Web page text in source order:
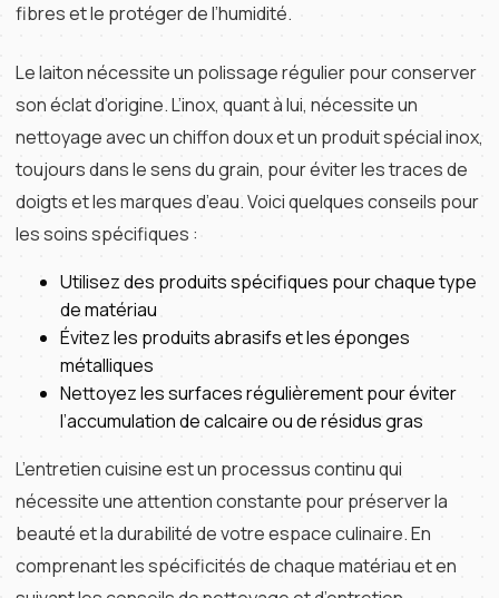
fibres et le protéger de l’humidité.
Le laiton nécessite un polissage régulier pour conserver
son éclat d’origine. L’inox, quant à lui, nécessite un
nettoyage avec un chiffon doux et un produit spécial inox,
toujours dans le sens du grain, pour éviter les traces de
doigts et les marques d’eau. Voici quelques conseils pour
les soins spécifiques :
Utilisez des produits spécifiques pour chaque type
de matériau
Évitez les produits abrasifs et les éponges
métalliques
Nettoyez les surfaces régulièrement pour éviter
l’accumulation de calcaire ou de résidus gras
L’entretien cuisine est un processus continu qui
nécessite une attention constante pour préserver la
beauté et la durabilité de votre espace culinaire. En
comprenant les spécificités de chaque matériau et en